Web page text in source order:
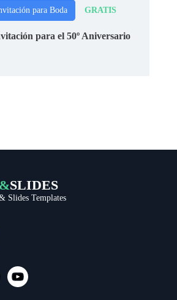
para Boda GRATIS
para el 50º Aniversario
SLIDES
Slides Templates